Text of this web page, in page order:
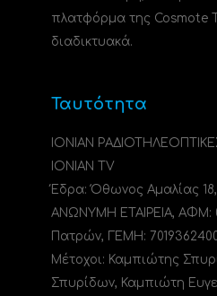
πλατφόρμα της Cosmote
διαδικτυακά.
Ταυτότητα
ΙΟΝΙΑΝ
IONIAN TV
Έδρα: Όθωνος Αμαλίας 18,
ΑΝΩΝΥΜΗ ΕΤΑΙΡΕΙΑ, ΑΦΜ:
Πατρών, ΓΕΜΗ:
Μέτοχοι: Καμπιώτης
Σπυρίδων, Καμπιώτη